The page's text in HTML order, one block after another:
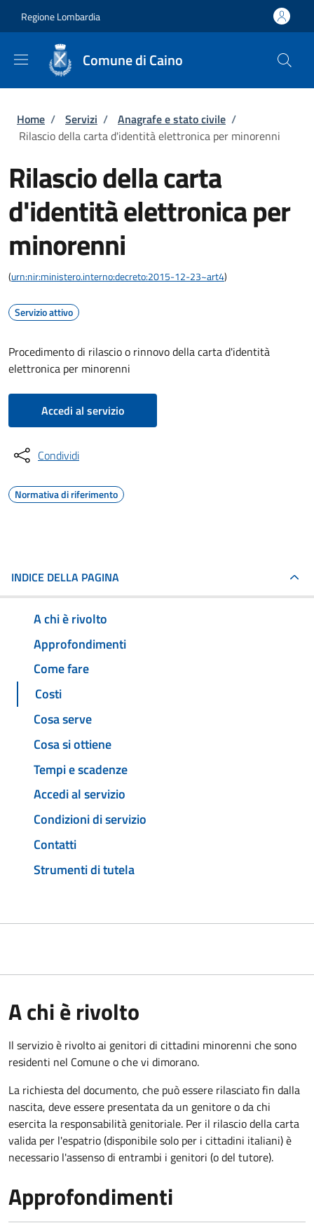
Regione Lombardia
Comune di Caino
Briciole di pane
Home / Servizi / Anagrafe e stato civile /
Rilascio della carta d'identità elettronica per minorenni
Rilascio della carta
d'identità elettronica per
minorenni
(urn:nir:ministero.interno:decreto:2015-12-23~art4)
Servizio attivo
Procedimento di rilascio o rinnovo della carta d'identità
elettronica per minorenni
Accedi al servizio
Condividi
Normativa di riferimento
INDICE DELLA PAGINA
A chi è rivolto
Approfondimenti
Come fare
Costi
Cosa serve
Cosa si ottiene
Tempi e scadenze
Accedi al servizio
Condizioni di servizio
Contatti
Strumenti di tutela
A chi è rivolto
Il servizio è rivolto ai genitori di cittadini minorenni che sono
residenti nel Comune o che vi dimorano.
La richiesta del documento, che può essere rilasciato fin dalla
nascita, deve essere presentata da un genitore o da chi
esercita la responsabilità genitoriale. Per il rilascio della carta
valida per l'espatrio (disponibile solo per i cittadini italiani) è
necessario l'assenso di entrambi i genitori (o del tutore).
Approfondimenti